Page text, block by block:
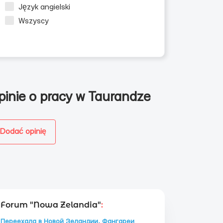
Język angielski
Wszyscy
o pracy w Taurandze
Dodać opinię
Forum "Nowa Zelandia":
Переехала в Новой Зеландии, Фангареи